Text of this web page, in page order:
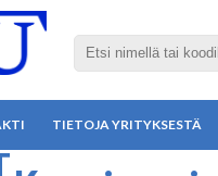
TIETOJA YRITYKSESTÄ